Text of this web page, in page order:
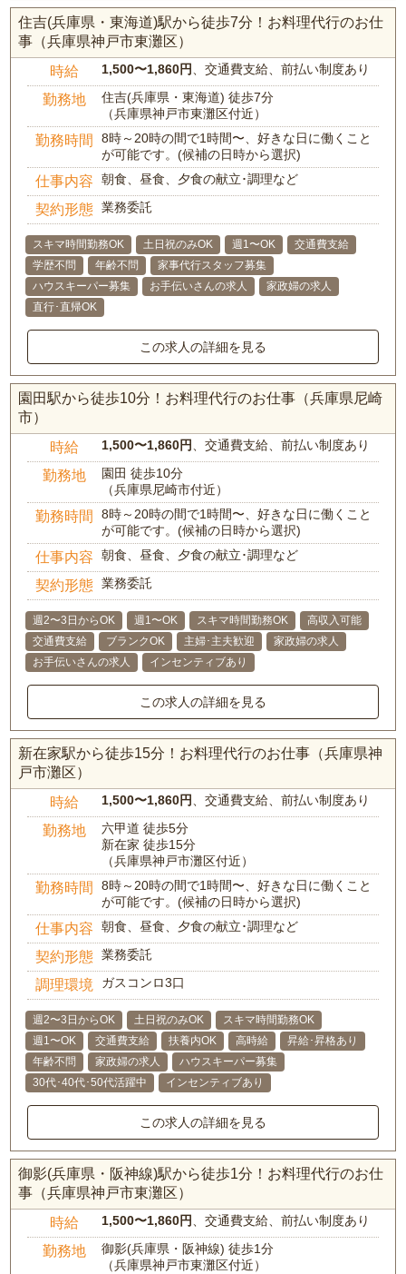
住吉(兵庫県・東海道)駅から徒歩7分！お料理代行のお仕
事（兵庫県神戸市東灘区）
時給 1,500〜1,860円 、交通費支給、前払い制度あり
勤務地
住吉(兵庫県・東海道) 徒歩7分
（兵庫県神戸市東灘区付近）
勤務時間
8時～20時の間で1時間〜、好きな日に働くこと
が可能です。(候補の日時から選択)
仕事内容 朝食、昼食、夕食の献立･調理など
契約形態 業務委託
スキマ時間勤務OK 土日祝のみOK 週1〜OK
交通費支給
学歴不問
年齢不問
家事代行スタッフ募集
ハウスキーパー募集
お手伝いさんの求人
家政婦の求人
直行･直帰OK
この求人の詳細を見る
園田駅から徒歩10分！お料理代行のお仕事（兵庫県尼崎
市）
時給 1,500〜1,860円 、交通費支給、前払い制度あり
勤務地
園田 徒歩10分
（兵庫県尼崎市付近）
勤務時間
8時～20時の間で1時間〜、好きな日に働くこと
が可能です。(候補の日時から選択)
仕事内容 朝食、昼食、夕食の献立･調理など
契約形態 業務委託
週2〜3日からOK 週1〜OK スキマ時間勤務OK
高収入可能
交通費支給
ブランクOK 主婦･主夫歓迎
家政婦の求人
お手伝いさんの求人
インセンティブあり
この求人の詳細を見る
新在家駅から徒歩15分！お料理代行のお仕事（兵庫県神
戸市灘区）
時給 1,500〜1,860円 、交通費支給、前払い制度あり
勤務地
六甲道 徒歩5分
新在家 徒歩15分
（兵庫県神戸市灘区付近）
勤務時間
8時～20時の間で1時間〜、好きな日に働くこと
が可能です。(候補の日時から選択)
仕事内容 朝食、昼食、夕食の献立･調理など
契約形態 業務委託
調理環境 ガスコンロ3口
週2〜3日からOK 土日祝のみOK
スキマ時間勤務OK
週1〜OK
交通費支給 扶養内OK 高時給
昇給･昇格あり
年齢不問
家政婦の求人
ハウスキーパー募集
30代･40代･50代活躍中
インセンティブあり
この求人の詳細を見る
御影(兵庫県・阪神線)駅から徒歩1分！お料理代行のお仕
事（兵庫県神戸市東灘区）
時給 1,500〜1,860円 、交通費支給、前払い制度あり
勤務地
御影(兵庫県・阪神線) 徒歩1分
（兵庫県神戸市東灘区付近）